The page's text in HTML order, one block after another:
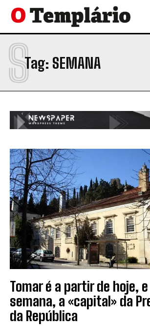
Tag: SEMANA
S
Tomar é a partir de hoje,
semana, a «capital» da
da República